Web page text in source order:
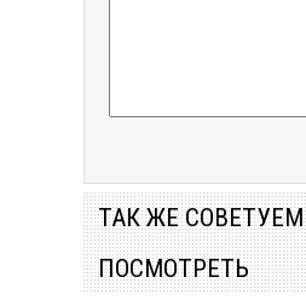
ТАК ЖЕ СОВЕТУЕМ
ПОСМОТРЕТЬ